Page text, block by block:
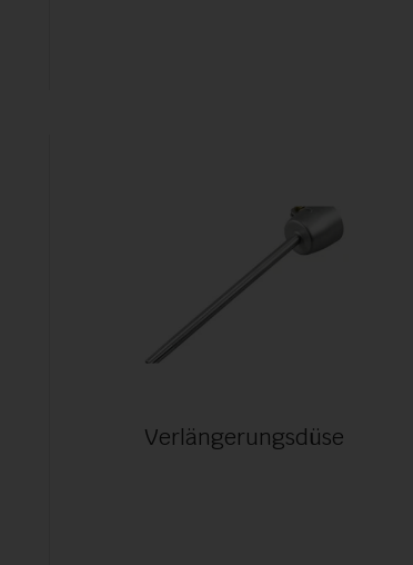
Verlängerungsdüse